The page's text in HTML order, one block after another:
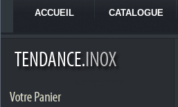
ACCUEIL CATALOGUE